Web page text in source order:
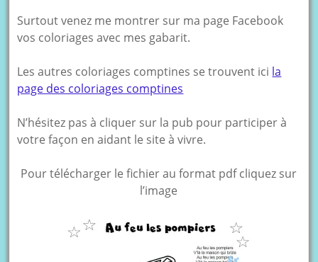
Surtout venez me montrer sur ma page Facebook
vos coloriages avec mes gabarit.
Les autres coloriages comptines se trouvent ici la
page des coloriages comptines
N’hésitez pas à cliquer sur la pub pour participer à
votre façon en aidant le site à vivre.
Pour télécharger le fichier au format pdf cliquez sur
l’image